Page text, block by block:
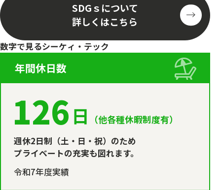
SDGｓについて
詳しくはこちら
数字で見るシーケィ・テック
年間休日数
126 日 （他各種休暇制度有）
週休2日制（土・日・祝）のため
プライベートの充実も図れます。
令和7年度実績